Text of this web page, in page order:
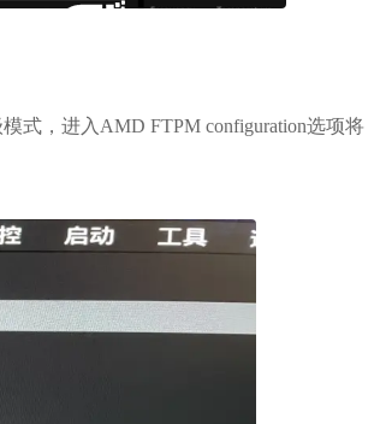
，进入AMD FTPM configuration选项将